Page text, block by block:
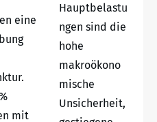
eine
mit
Hauptbelastu
ngen sind die
hohe
makroökono
mische
Unsicherheit,